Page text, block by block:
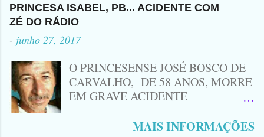
atingido com disparo de calibre 12. O
Procurado pela Justiça havia matado
a Namorada dele, Fabrícia Nogueira ,
Peixeira. Ele deu mais de 10 Facadas
na Adolescente.
PRINCESA ISABEL, PB... ACIDENTE COM
ZÉ DO RÁDIO
- junho 27, 2017
O PRINCESENSE JOSÉ BOSCO DE
CARVALHO, DE 58 ANOS, MORRE
EM GRAVE ACIDENTE
CINQUENTINHA SHINERAY E UM
MAIS INFORMAÇÕES